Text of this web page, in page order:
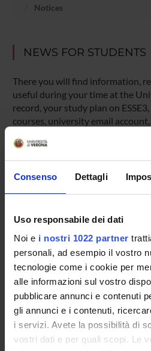
Consenso Dettagli
Uso responsabile dei dati
Noi e i nostri 1022 partner
personali, ad esempio il vostro
tecnologie come i cookie per
alle informazioni sul vostro
pubblicare annunci e contenuti
gli annunci e i contenuti,
i servizi. Avete la possibilità di
vostri dati e per quali scopi. Le
Notices
NEWS FOR STUDENTS
There you will find information,
useful during your time at the
record, your study plan on
courses, university email
administrative procedures, etc.).
with your GIA login details: only
to receive notification of all the
and your secretariat via email
Overview
Enrolment Policy
Courses
Academic Calendar
Lesson timetable
Degree Programme